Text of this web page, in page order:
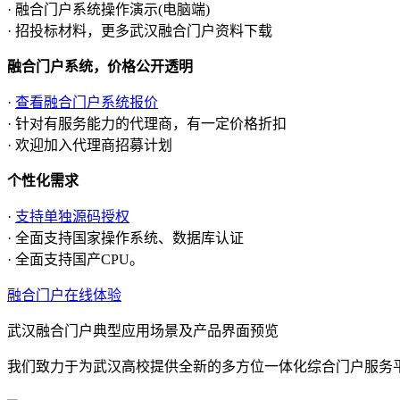
· 融合门户系统操作演示(电脑端)
· 招投标材料，更多武汉融合门户资料下载
融合门户系统，价格公开透明
· 查看融合门户系统报价
· 针对有服务能力的代理商，有一定价格折扣
· 欢迎加入代理商招募计划
个性化需求
· 支持单独源码授权
· 全面支持国家操作系统、数据库认证
· 全面支持国产CPU。
融合门户在线体验
武汉融合门户典型应用场景及产品界面预览
我们致力于为武汉高校提供全新的多方位一体化综合门户服务